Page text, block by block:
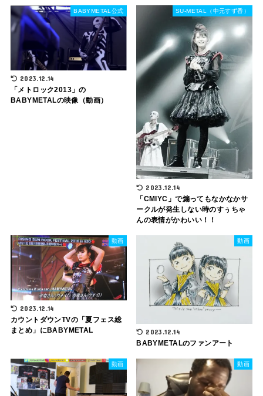
BABYMETAL公式
2023.12.14
「メトロック2013」の
BABYMETALの映像（動画）
SU-METAL（中元すず香）
2023.12.14
「CMIYC」で煽ってもなかなかサ
ークルが発生しない時のすぅちゃ
んの表情がかわいい！！
動画
2023.12.14
カウントダウンTVの「夏フェス総
まとめ」にBABYMETAL
動画
2023.12.14
BABYMETALのファンアート
動画 動画